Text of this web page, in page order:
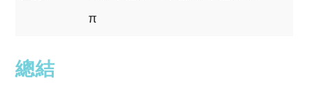
π
總結